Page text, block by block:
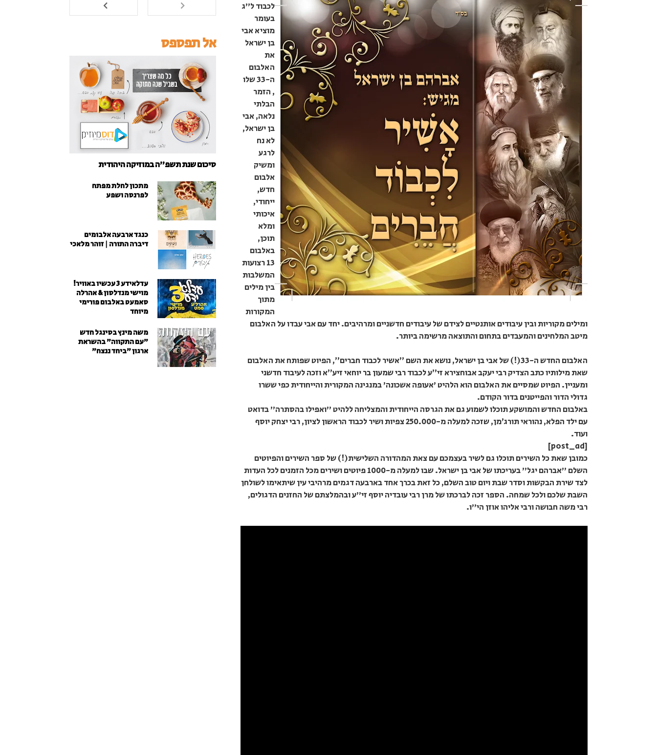
לכבוד ל"ג
בעומר
מוציא אבי
בן ישראל
את
האלבום
ה-33 שלו
, הזמר
הבלתי
נלאה, אבי
בן ישראל,
לא נח
לרגע
ומשיק
אלבום
חדש,
ייחודי,
איכותי
ומלא
תוכן,
באלבום
13 רצועות
המשלבות
בין מילים
מתוך
המקורות
ומילים מקוריות ובין עיבודים אותנטיים לצידם של עיבודים חדשניים ומרהיבים. יחד עם אבי עבדו על האלבום
מיטב המלחינים והמעבדים בתחום והתוצאה מרשימה ביותר.
האלבום החדש ה-33(!) של אבי בן ישראל, נושא את השם ״אשיר לכבוד חברים״, הפיוט שפותח את האלבום
שאת מילותיו כתב הצדיק רבי יעקב אבוחצירא זי״ע לכבוד רבי שמעון בר יוחאי זיע״א וזכה לעיבוד חדשני
ומעניין. הפיוט שמסיים את האלבום הוא הלהיט 'אעופה אשכונה' במנגינה המקורית והייחודית כפי ששרו
גדולי הדור והפייטנים בדור הקודם.
באלבום החדש והמושקע תוכלו לשמוע גם את הגרסה הייחודית והמצליחה ללהיט "ואפילו בהסתרה" בדואט
עם ילד הפלא, נהוראי תורג׳מן, שזכה למעלה מ-250.000 צפיות ושיר לכבוד הראשון לציון, רבי יצחק יוסף
ועוד.
[post_ad]
כמובן שאת כל השירים תוכלו גם לשיר בעצמכם עם צאת המהדורה השלישית(!) של ספר השירים והפיוטים
השלם "אברהם יגל" בעריכתו של אבי בן ישראל. שבו למעלה מ-1000 פיוטים ושירים מכל הזמנים לכל העדות
לצד שירת הבקשות וסדר שבת ויום טוב השלם, כל זאת בכרך אחד בארבעה דגמים מרהיבי עין שיתאימו לשולחן
השבת שלכם ולכל שמחה. הספר זכה לברכתו של מרן רבי עובדיה יוסף זי"ע ובהמלצתם של החזנים הדגולים,
רבי משה חבושה ורבי אליהו אוזן הי"ו.
אל תפספס
סיכום שנת תשפ"ה במוזיקה היהודית
מתכון לחלת מפתח
לפרנסה ושפע
כנגד ארבעה אלבומים
דיברה התורה | זוהר מלאכי
עדלאידע 3 עכשיו באוויר!
מוישי מנדלסון & אהרלה
סאמעט באלבום פורימי
מיוחד
משה מינץ בסינגל חדש
״עם התקווה״ בהשראת
ארגון "ביחד ננצח"